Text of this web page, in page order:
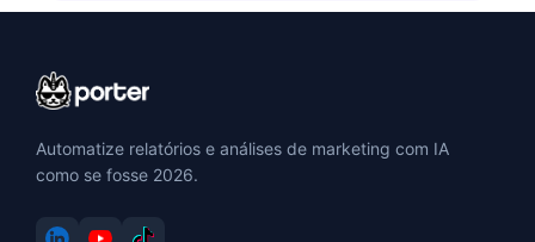
Automatize relatórios e análises de marketing com IA
como se fosse 2026.